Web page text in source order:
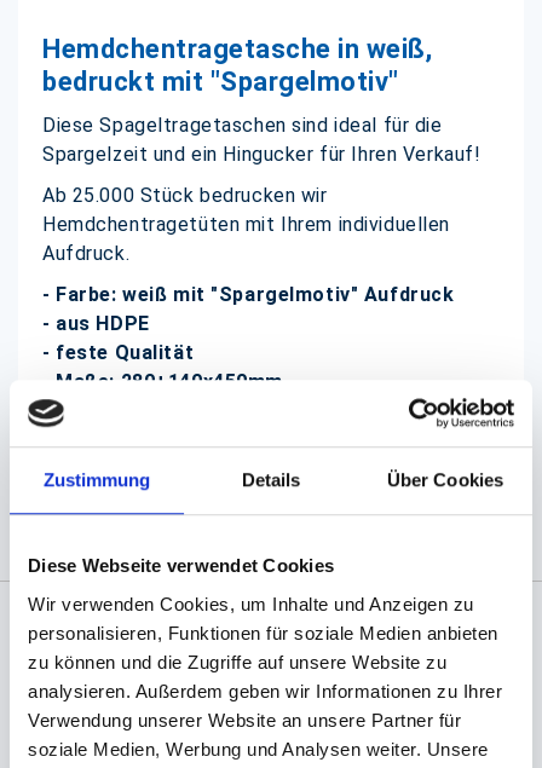
Zustimmung Details Über Cookies
Diese Webseite verwendet Cookies
Wir verwenden Cookies, um Inhalte und Anzeigen zu
personalisieren, Funktionen für soziale Medien anbieten
zu können und die Zugriffe auf unsere Website zu
analysieren. Außerdem geben wir Informationen zu Ihrer
Verwendung unserer Website an unsere Partner für
soziale Medien, Werbung und Analysen weiter. Unsere
Hemdchentragetasche in weiß,
bedruckt mit "Spargelmotiv"
Diese Spageltragetaschen sind ideal für die
Spargelzeit und ein Hingucker für Ihren Verkauf!
Ab 25.000 Stück bedrucken wir
Hemdchentragetüten mit Ihrem individuellen
Aufdruck.
- Farbe: weiß mit "Spargelmotiv" Aufdruck
- aus HDPE
- feste Qualität
- Maße: 280+140x450mm
- sind geblockt und können einzeln abgerissen
(Abb. evtl. ähnlich, ggf. ohne Dekoration)
Angaben zur Informationspflichten der GPSR
Produktsicherheitsverordnung:
Bullhamm 24-26, D-26441 Jever, info@packpack.de
Sie könnten auch an folgenden Artikeln